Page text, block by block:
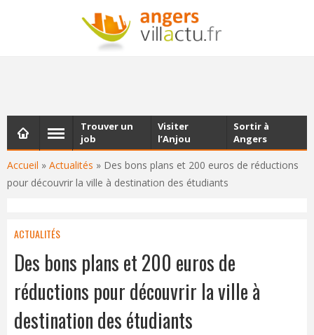
NEWSLETTER
Les dernières actualités d'Angers, chaque vendredi dans
Accueil » Actualités » Des bons plans et 200 euros de réductions
pour découvrir la ville à destination des étudiants
Trouver un
job
Visiter
l’Anjou
Sortir à
Angers
ACTUALITÉS
Des bons plans et 200 euros de
réductions pour découvrir la ville à
destination des étudiants